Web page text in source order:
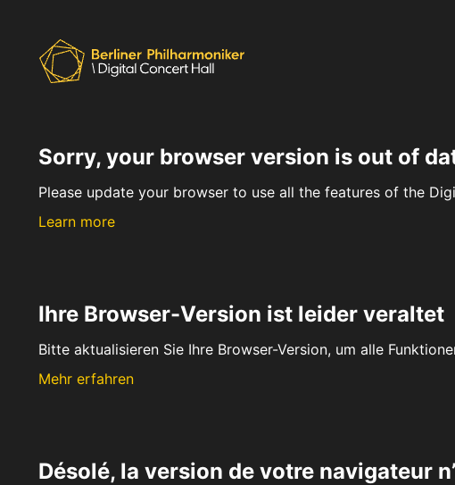
Sorry, your browser version is out of
Please update your browser to use all the features of the
Learn more
Ihre Browser-Version ist leider veraltet
Bitte aktualisieren Sie Ihre Browser-Version, um alle
Mehr erfahren
Désolé, la version de votre navigateur